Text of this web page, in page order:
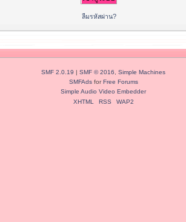
ลืมรหัสผ่าน?
SMF 2.0.19 | SMF © 2016, Simple Machines
SMFAdsforFree Forums
Simple Audio Video Embedder
XHTML
RSS WAP2